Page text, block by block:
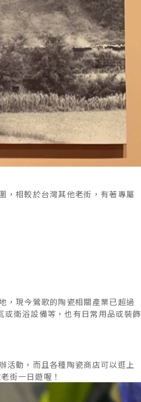
，相較於台灣其他老街，有著專屬
，現今鶯歌的陶瓷相關產業已超過
衛浴設備等，也有日常用品或裝飾
活動，而且各種陶瓷商店可以逛上
街一日遊喔！